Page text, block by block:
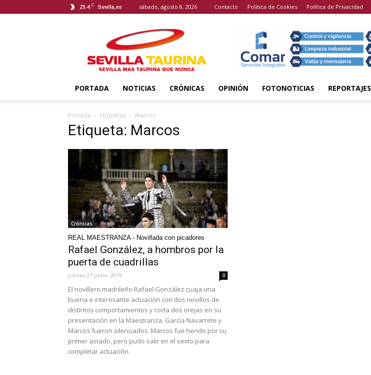
25.4 C Sevilla,es sábado, agosto 8, 2026 Contacto Política de Cookies Política de Privacidad
Taurina
PORTADA NOTICIAS CRÓNICAS OPINIÓN FOTONOTICIAS REPORTAJES
Portada Etiquetas Marcos
Etiqueta: Marcos
Crónicas
REAL MAESTRANZA - Novillada con picadores
Rafael González, a hombros por la
puerta de cuadrillas
jueves 27 junio, 2019 0
El novillero madrileño Rafael González cuaja una
buena e interesante actuación con dos novillos de
distintos comportamientos y corta dos orejas en su
presentación en la Maestranza. García Navarrete y
Marcos fueron silenciados. Marcos fue herido por su
primer astado, pero pudo salir en el sexto para
completar actuación.